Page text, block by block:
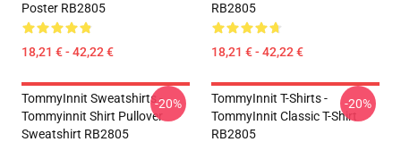
Poster RB2805
18,21 € - 42,22 €
RB2805
18,21 € - 42,22 €
TommyInnit Sweatshirts -
Tommyinnit Shirt Pullover
Sweatshirt RB2805
-20%
TommyInnit T-Shirts -
TommyInnit Classic T-Shirt
RB2805
-20%